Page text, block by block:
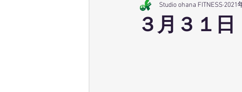
体幹トレーニング マサラバングラ
３月３１
Studio ohana FITNESS 2021